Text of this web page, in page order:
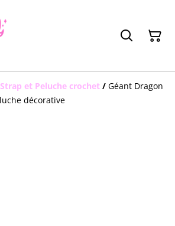
Strap et Peluche crochet / Géant Dragon
décorative